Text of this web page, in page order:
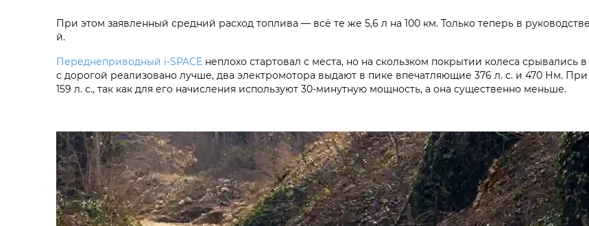
При этом заявленный средний расход топлива — всё те же 5,6 л на 100 км. Только теперь в
й.
Переднеприводный i‑SPACE неплохо стартовал с места, но на скользком покрытии колеса
с дорогой реализовано лучше, два электромотора выдают в пике впечатляющие 376 л. с. и 470 Нм. При
159 л. с., так как для его начисления используют 30-минутную мощность, а она существенно меньше.